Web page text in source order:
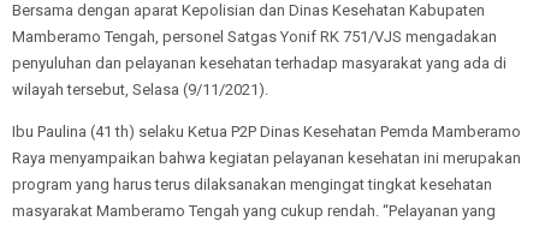
Bersama dengan aparat Kepolisian dan Dinas Kesehatan Kabupaten
Mamberamo Tengah, personel Satgas Yonif RK 751/VJS mengadakan
penyuluhan dan pelayanan kesehatan terhadap masyarakat yang ada di
wilayah tersebut, Selasa (9/11/2021).
Ibu Paulina (41 th) selaku Ketua P2P Dinas Kesehatan Pemda Mamberamo
Raya menyampaikan bahwa kegiatan pelayanan kesehatan ini merupakan
program yang harus terus dilaksanakan mengingat tingkat kesehatan
masyarakat Mamberamo Tengah yang cukup rendah. “Pelayanan yang